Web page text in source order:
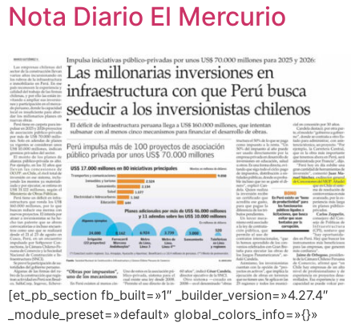
Nota Diario El Mercurio
[et_pb_section fb_built=»1″ _builder_version=»4.27.4″
_module_preset=»default» global_colors_info=»{}»